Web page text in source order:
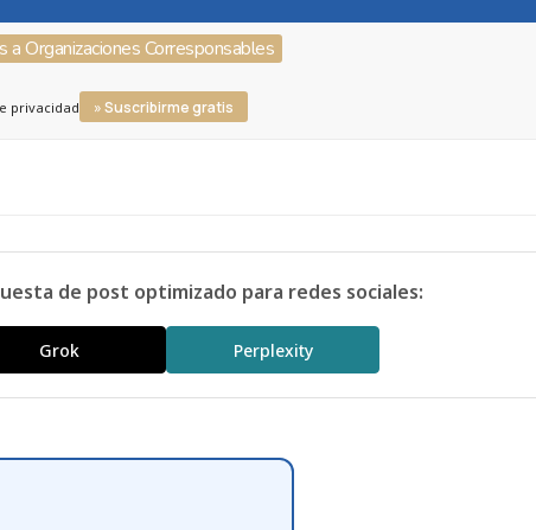
a Organizaciones Corresponsables
privacidad » Suscribirme gratis
de post optimizado para redes sociales:
Grok Perplexity